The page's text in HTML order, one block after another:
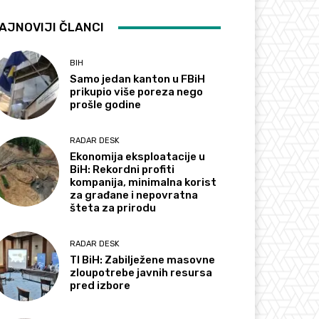
ČLANCI
BIH
Samo jedan kanton u FBiH
prikupio više poreza nego
prošle godine
RADAR DESK
Ekonomija eksploatacije u
BiH: Rekordni profiti
kompanija, minimalna korist
za građane i nepovratna
šteta za prirodu
RADAR DESK
TI BiH: Zabilježene masovne
zloupotrebe javnih resursa
pred izbore